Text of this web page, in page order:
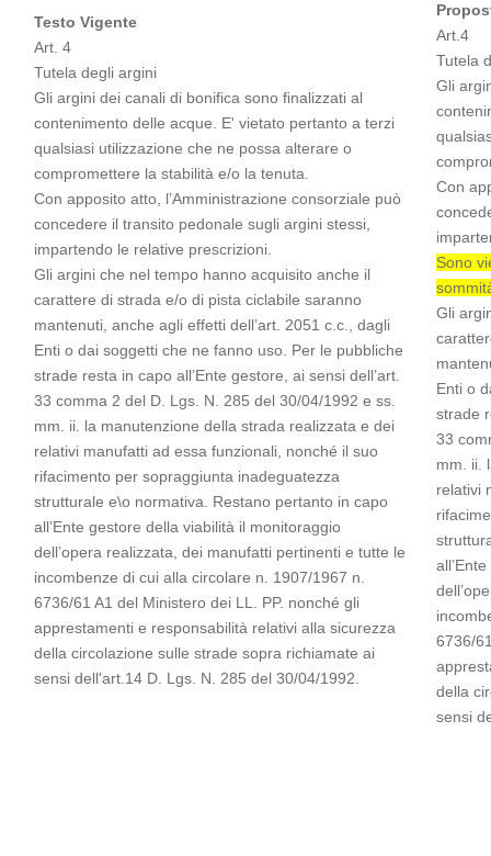
Testo Vigente
Art. 4
Tutela degli argini
Gli argini dei canali di bonifica sono finalizzati al
contenimento delle acque. E' vietato pertanto a terzi
qualsiasi utilizzazione che ne possa alterare o
compromettere la stabilità e/o la tenuta.
Con apposito atto, l’Amministrazione consorziale può
concedere il transito pedonale sugli argini stessi,
impartendo le relative prescrizioni.
Gli argini che nel tempo hanno acquisito anche il
carattere di strada e/o di pista ciclabile saranno
mantenuti, anche agli effetti dell’art. 2051 c.c., dagli
Enti o dai soggetti che ne fanno uso. Per le pubbliche
strade resta in capo all’Ente gestore, ai sensi dell’art.
33 comma 2 del D. Lgs. N. 285 del 30/04/1992 e ss.
mm. ii. la manutenzione della strada realizzata e dei
relativi manufatti ad essa funzionali, nonché il suo
rifacimento per sopraggiunta inadeguatezza
strutturale e\o normativa. Restano pertanto in capo
all’Ente gestore della viabilità il monitoraggio
dell’opera realizzata, dei manufatti pertinenti e tutte le
incombenze di cui alla circolare n. 1907/1967 n.
6736/61 A1 del Ministero dei LL. PP. nonché gli
apprestamenti e responsabilità relativi alla sicurezza
della circolazione sulle strade sopra richiamate ai
sensi dell'art.14 D. Lgs. N. 285 del 30/04/1992.
Art.4
Tutela
Gli
Con
Sono
Gli
Enti o
strade
33
mm. ii.
relativi
6736/
della
sensi